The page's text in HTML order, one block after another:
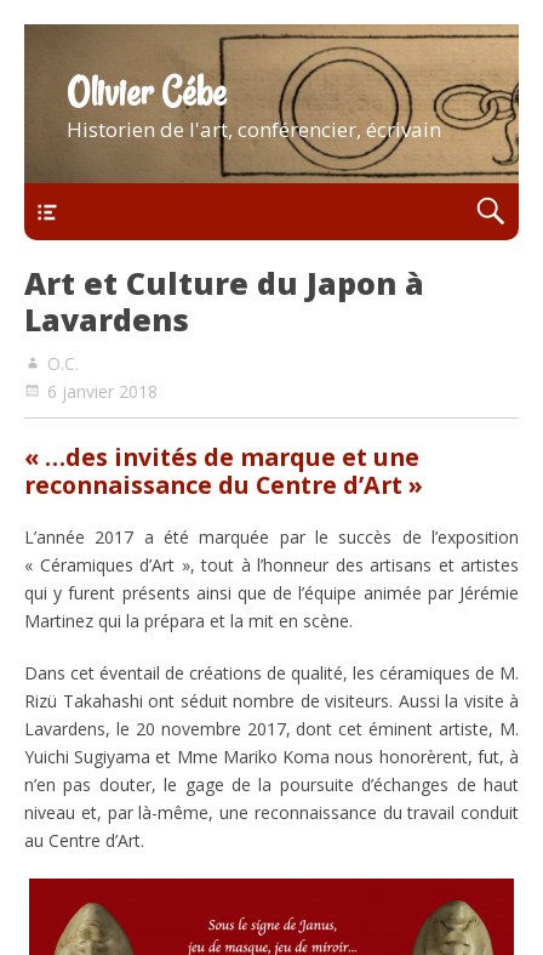
Olivier Cébe
Historien de l'art, conférencier, écrivain
Art et Culture du Japon à
Lavardens
O.C.
6 janvier 2018
« …des invités de marque et une
reconnaissance du Centre d’Art »
L’année 2017 a été marquée par le succès de l’exposition
« Céramiques d’Art », tout à l’honneur des artisans et artistes
qui y furent présents ainsi que de l’équipe animée par Jérémie
Martinez qui la prépara et la mit en scène.
Dans cet éventail de créations de qualité, les céramiques de M.
Rizü Takahashi ont séduit nombre de visiteurs. Aussi la visite à
Lavardens, le 20 novembre 2017, dont cet éminent artiste, M.
Yuichi Sugiyama et Mme Mariko Koma nous honorèrent, fut, à
n’en pas douter, le gage de la poursuite d’échanges de haut
niveau et, par là-même, une reconnaissance du travail conduit
au Centre d’Art.